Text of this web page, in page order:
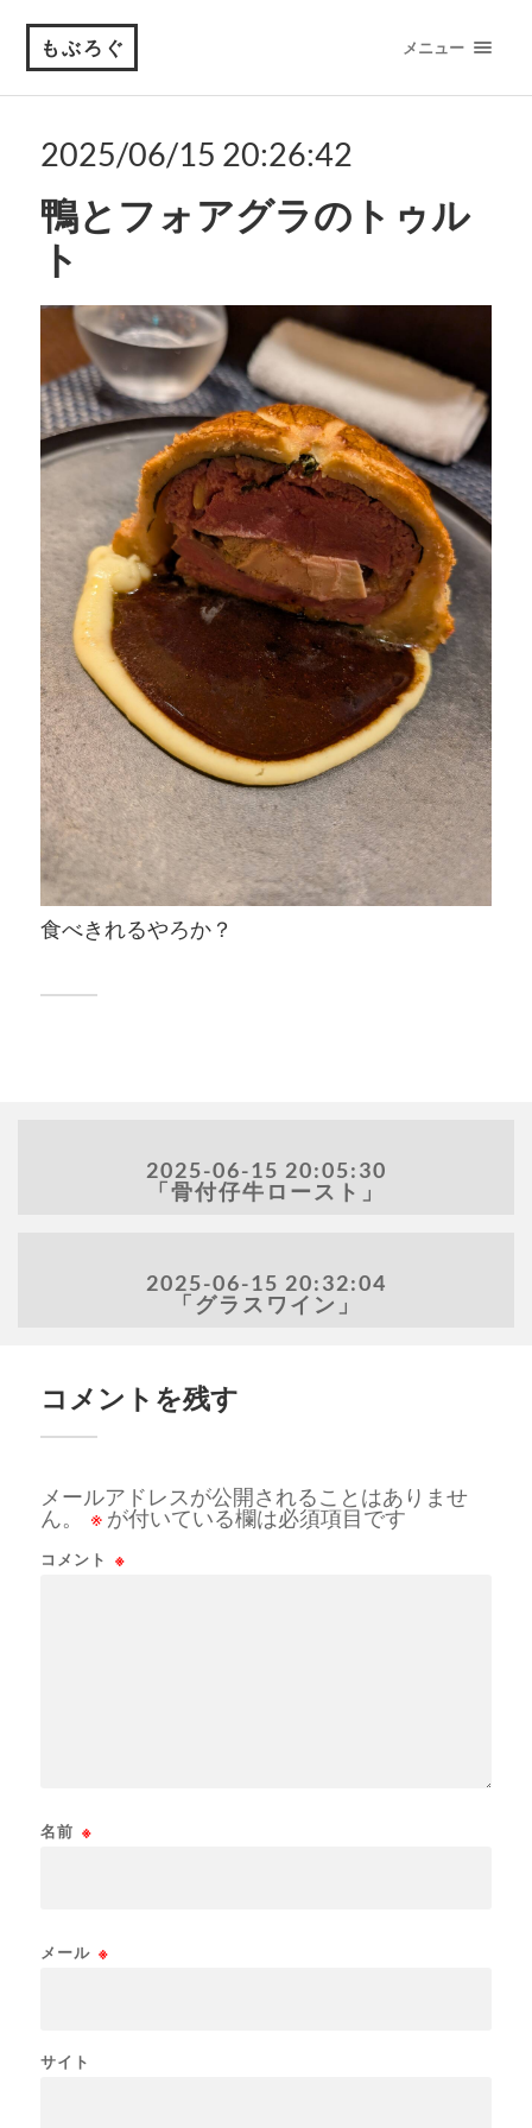
もぶろぐ メニュー
2025/06/15 20:26:42
鴨とフォアグラのトゥル
ト
食べきれるやろか？
2025-06-15 20:05:30
「骨付仔牛ロースト」
2025-06-15 20:32:04
「グラスワイン」
コメントを残す
メールアドレスが公開されることはありませ
ん。
※ が付いている欄は必須項目です
コメント ※
名前 ※
メール ※
サイト